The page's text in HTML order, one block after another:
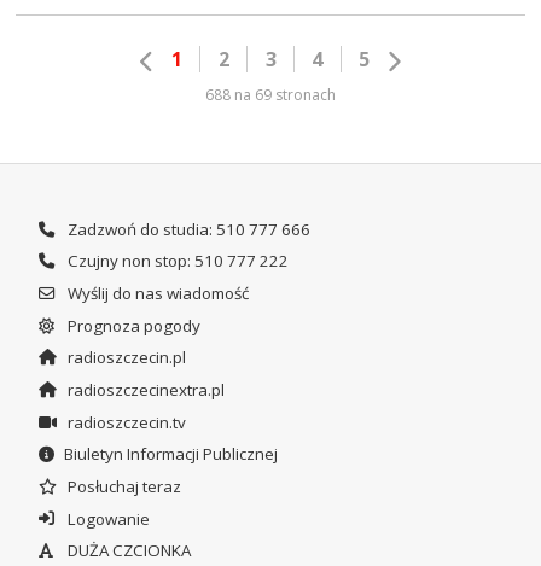
1 2 3 4 5
688 na 69 stronach
Zadzwoń do studia: 510 777 666
Czujny non stop: 510 777 222
Wyślij do nas wiadomość
Prognoza pogody
radioszczecin.pl
radioszczecinextra.pl
radioszczecin.tv
Biuletyn Informacji Publicznej
Posłuchaj teraz
Logowanie
DUŻA CZCIONKA